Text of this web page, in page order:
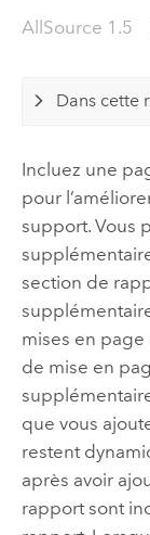
AllSource 1.5
Dans cette
Incluez une
pour
support. Vous
section de
mises en
de mise en
que vous
restent
après avoir
rapport sont